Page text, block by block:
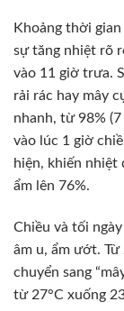
Khoảng thời
sự tăng nhiệt rõ
vào 11 giờ trưa.
rải rác hay mây
nhanh, từ 98%
vào lúc 1 giờ
hiện, khiến nhiệt
ẩm lên 76%.
Chiều và tối
âm u, ẩm ướt.
chuyển sang
từ 27°C xuống